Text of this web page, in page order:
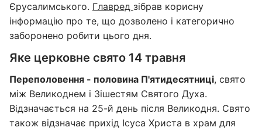
Єрусалимського. Главред зібрав корисну
інформацію про те, що дозволено і категорично
заборонено робити цього дня.
Яке церковне свято 14 травня
Переполовення - половина П'ятидесятниці, свято
між Великоднем і Зішестям Святого Духа.
Відзначається на 25-й день після Великодня. Свято
також відзначає прихід Ісуса Христа в храм для